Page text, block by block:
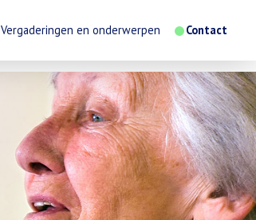
Vergaderingen en onderwerpen Contact